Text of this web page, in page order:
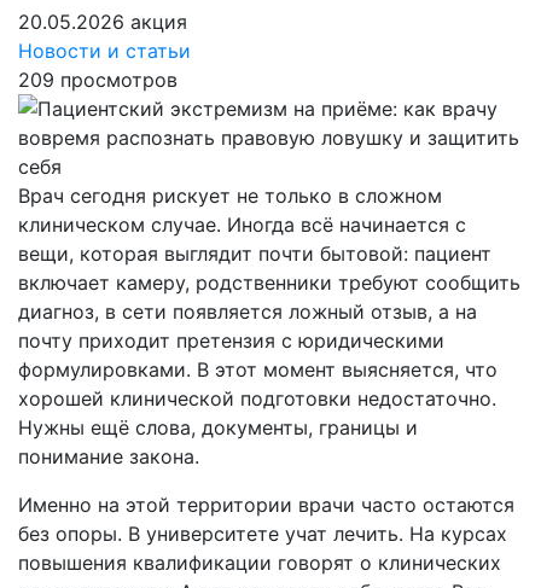
20.05.2026 акция
Новости и статьи
209 просмотров
Врач сегодня рискует не только в сложном
клиническом случае. Иногда всё начинается с
вещи, которая выглядит почти бытовой: пациент
включает камеру, родственники требуют сообщить
диагноз, в сети появляется ложный отзыв, а на
почту приходит претензия с юридическими
формулировками. В этот момент выясняется, что
хорошей клинической подготовки недостаточно.
Нужны ещё слова, документы, границы и
понимание закона.
Именно на этой территории врачи часто остаются
без опоры. В университете учат лечить. На курсах
повышения квалификации говорят о клинических